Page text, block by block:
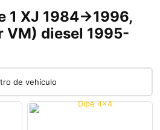
1 XJ 1984->1996,
VM) diesel 1995-
de vehículo